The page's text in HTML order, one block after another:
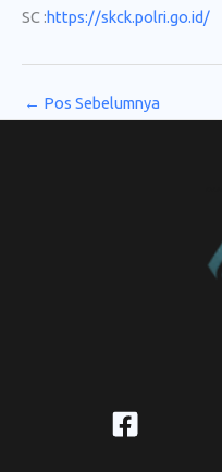
SC :https://skck.polri.go.id/
← Pos Sebelumnya